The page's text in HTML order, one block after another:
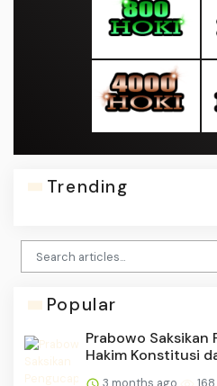
Trending
Popular
Prabowo Saksikan
Hakim Konstitusi